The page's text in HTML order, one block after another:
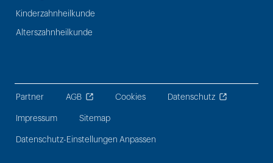
Kinderzahnheilkunde
Alterszahnheilkunde
Partner AGB Cookies Datenschutz
Impressum Sitemap
Datenschutz-Einstellungen Anpassen